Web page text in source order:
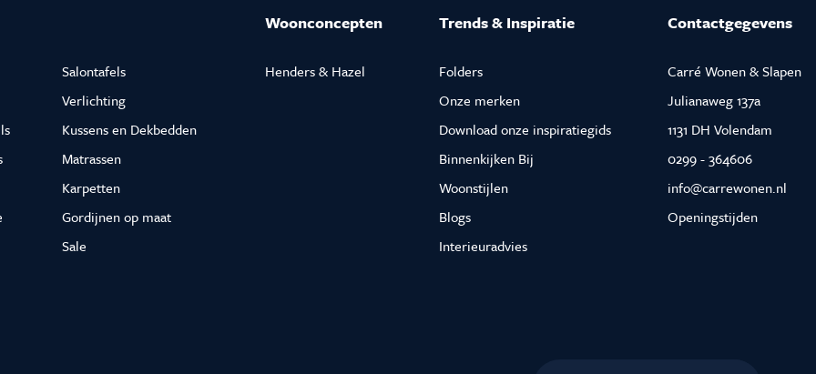
Salontafels
Verlichting
Kussens en Dekbedden
Matrassen
Karpetten
Gordijnen op maat
Sale
Woonconcepten
Henders & Hazel
Trends & Inspiratie
Folders
Onze merken
Download onze inspiratiegids
Binnenkijken Bij
Woonstijlen
Blogs
Interieuradvies
Contactgegevens
Carré Wonen & Slapen
Julianaweg 137a
1131 DH Volendam
0299 - 364606
info@carrewonen.nl
Openingstijden